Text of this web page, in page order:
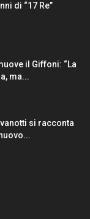
di “17 Re”
il Giffoni: “La
ma...
si racconta